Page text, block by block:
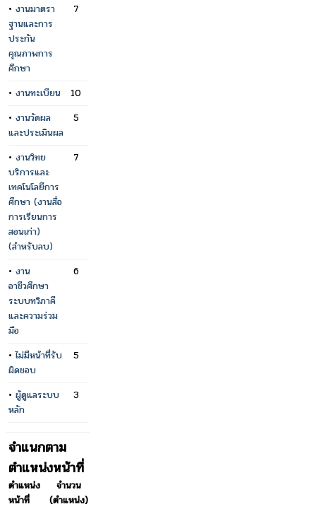
• งานมาตรา
ฐานและการ
ประกัน
คุณภาพการ
ศึกษา
7
• งานทะเบียน
10
• งานวัดผล
และประเมินผล
5
• งานวิทย
บริการและ
เทคโนโลยีการ
ศึกษา (งานสื่อ
การเรียนการ
สอนเก่า)
(สำหรับลบ)
7
• งาน
อาชีวศึกษา
ระบบทวิภาคี
และความร่วม
มือ
6
•ไม่มีหน้าที่รับ
ผิดชอบ
5
• ผู้ดูแลระบบ
หลัก
3
จำแนกตาม
ตำแหน่งหน้าที่
ตำแหน่ง
หน้าที่
จำนวน
(ตำแหน่ง)